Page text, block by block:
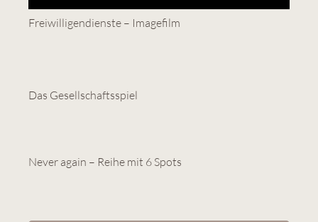
Freiwilligendienste – Imagefilm
Das Gesellschaftsspiel
Never again – Reihe mit 6 Spots